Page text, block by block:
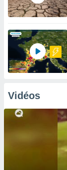
Vidéos